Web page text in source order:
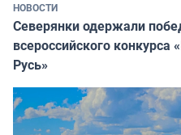
НОВОСТИ
Северянки одержали
всероссийского
Русь»